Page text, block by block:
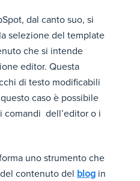
dal canto suo, si
selezione del template
che si intende
editor. Questa
di testo modificabili
caso è possibile
comandi dell’editor o i
uno strumento che
contenuto del blog in